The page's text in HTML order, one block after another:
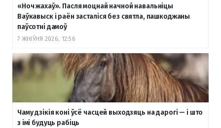
«Ноч жахаў». Пасля моцнай начной навальніцы
Ваўкавыск і раён засталіся без святла, пашкоджаны
паўсотні дамоў
7 ЖНІЎНЯ 2026, 12:56
Чаму дзікія коні ўсё часцей выходзяць на дарогі — і што
з імі будуць рабіць